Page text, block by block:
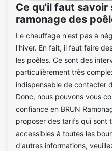
Ce qu'il faut
ramonage des
Le chauffage n'est pas à
l'hiver. En fait, il faut faire
les poêles. Ce sont des
particulièrement très
indispensable de contacter
Donc, nous pouvons vous
confiance en BRUN
proposer des tarifs qui sont
accessibles à toutes les
d'autres informations,